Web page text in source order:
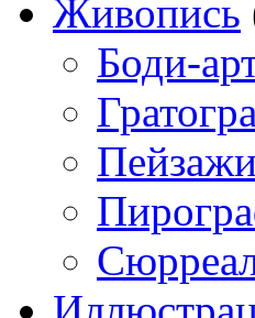
Живопись
Боди-
Пейзажи